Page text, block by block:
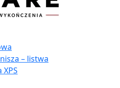
– listwa